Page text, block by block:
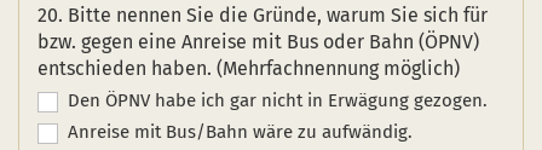
20. Bitte nennen Sie die Gründe, warum Sie sich für
bzw. gegen eine Anreise mit Bus oder Bahn (ÖPNV)
entschieden haben. (Mehrfachnennung möglich)
Den ÖPNV habe ich gar nicht in Erwägung gezogen.
Anreise mit Bus/Bahn wäre zu aufwändig.